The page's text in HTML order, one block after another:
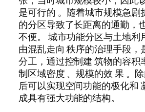
是可行的 。随着城市规模急剧
的分区导致了长距离的通勤，
不便。 城市功能分区与土地利
由混乱走向 秩序的治理手段，
分工，通过控制建 筑物的容积
制区域密度 、规模的效 果 。
后可以实现空间功能的极化和
成具有强大功能的结构。